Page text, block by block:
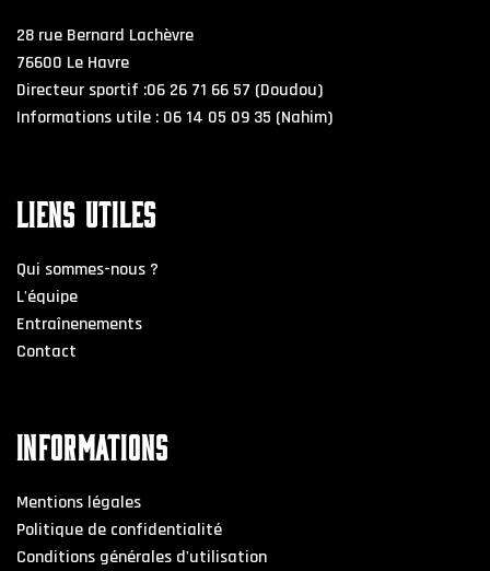
28 rue Bernard Lachèvre
76600 Le Havre
Directeur sportif :06 26 71 66 57 (Doudou)
Informations utile : 06 14 05 09 35 (Nahim)
LIENS UTILES
Qui sommes-nous ?
L'équipe
Entraînenements
Contact
INFORMATIONS
Mentions légales
Politique de confidentialité
Conditions générales d'utilisation